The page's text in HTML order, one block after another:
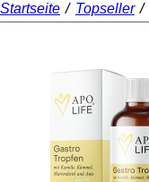
Startseite / Topseller /